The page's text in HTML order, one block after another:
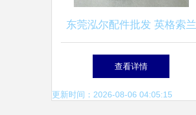
东莞泓尔配件批发 英格索兰
空压机压力调节阀35355106
详解
查看详情
更新时间：2026-08-06 04:05:15